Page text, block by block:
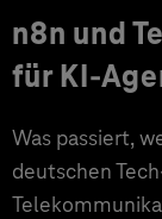
n8n und
für KI-
Was passiert,
deutschen